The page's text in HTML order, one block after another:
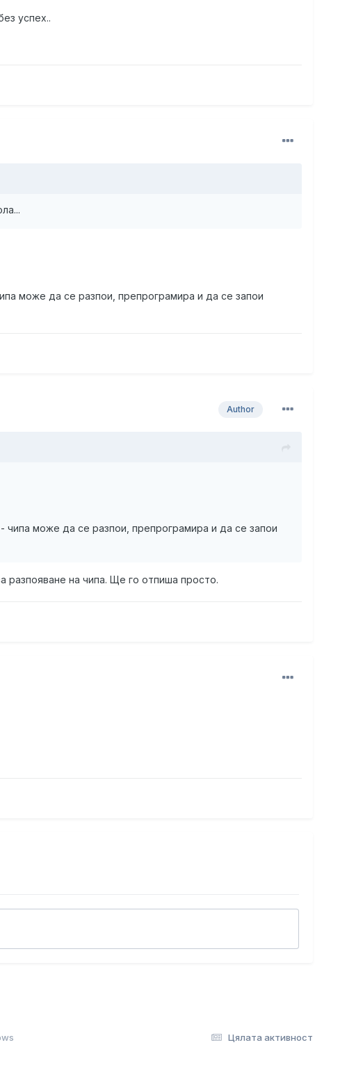
успех..
може да се разпои, препрограмира и да се запои
Author
може да се разпои, препрограмира и да се запои
разпояване на чипа. Ще го отпиша просто.
Цялата активност